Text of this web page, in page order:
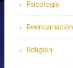
Psicología
Reencarnación
Religión